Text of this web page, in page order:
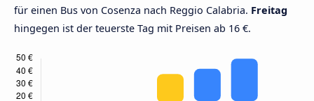
für einen Bus von Cosenza nach Reggio Calabria. Freitag
hingegen ist der teuerste Tag mit Preisen ab 16 €.